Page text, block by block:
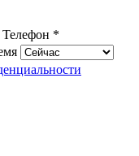
Телефон *